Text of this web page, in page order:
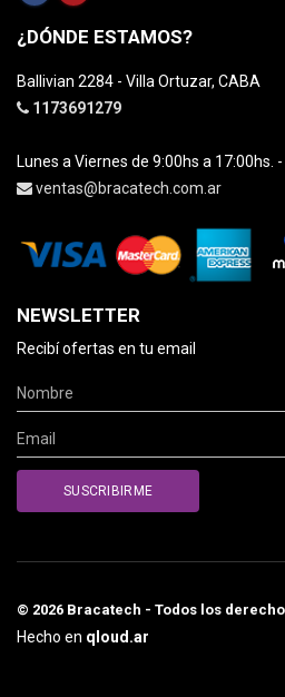
¿DÓNDE ESTAMOS?
Ballivian 2284 - Villa Ortuzar, CABA
1173691279
Lunes a Viernes de 9:00hs a 17:00hs.
ventas@bracatech.com.ar
NEWSLETTER
Recibí ofertas en tu email
© 2026 Bracatech - Todos los
Hecho en qloud.ar